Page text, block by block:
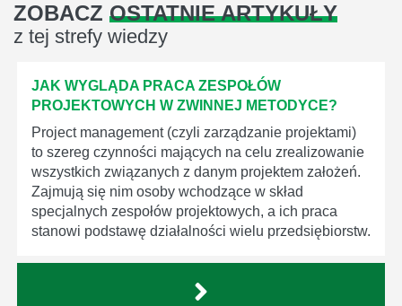
ZOBACZ OSTATNIE ARTYKUŁY
z tej strefy wiedzy
JAK WYGLĄDA PRACA ZESPOŁÓW
PROJEKTOWYCH W ZWINNEJ METODYCE?
Project management (czyli zarządzanie projektami)
to szereg czynności mających na celu zrealizowanie
wszystkich związanych z danym projektem założeń.
Zajmują się nim osoby wchodzące w skład
specjalnych zespołów projektowych, a ich praca
stanowi podstawę działalności wielu przedsiębiorstw.